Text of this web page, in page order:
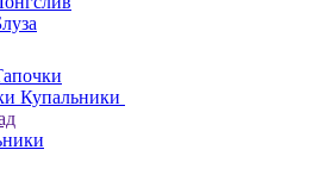
Купальники